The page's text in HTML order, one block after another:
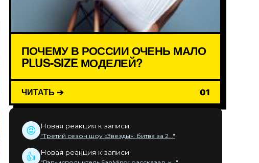
ПОЧЕМУ В РОССИИ ОЧЕНЬ МАЛО
PLUS-SIZE МОДЕЛЕЙ?
ЧИТАТЬ ➔ 01
😡 Новая реакция к записи
"Третий сезон шоу «Звезды»: битва за 2..."
👍 Новая реакция к записи